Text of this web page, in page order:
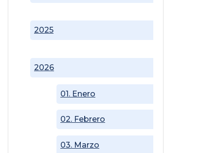
2025
2026
01. Enero
02. Febrero
03. Marzo